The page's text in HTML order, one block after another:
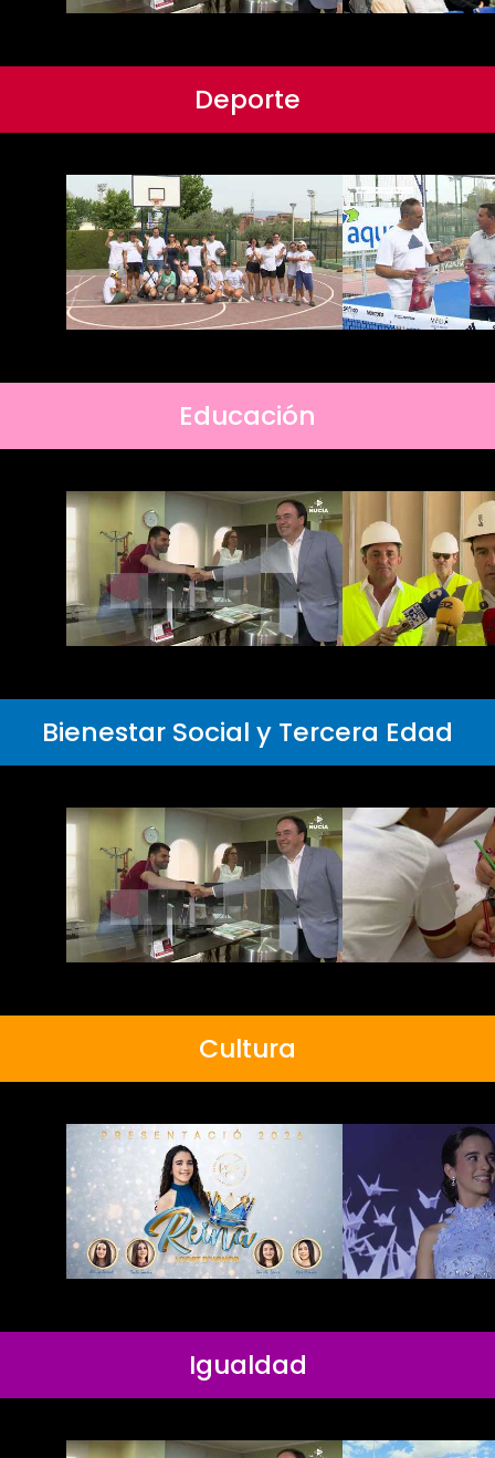
Deporte
Educación
Bienestar Social y Tercera Edad
Cultura
Igualdad